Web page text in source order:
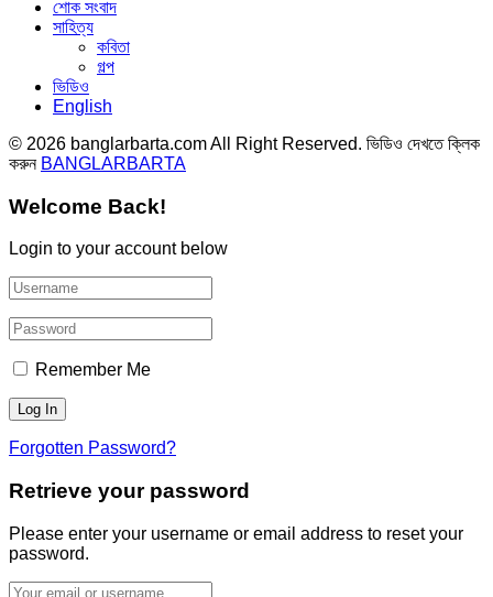
শোক সংবাদ
সাহিত্য
কবিতা
গল্প
ভিডিও
English
© 2026 banglarbarta.com All Right Reserved. ভিডিও দেখতে ক্লিক
করুন BANGLARBARTA
Welcome Back!
Login to your account below
Remember Me
Forgotten Password?
Retrieve your password
Please enter your username or email address to reset your
password.